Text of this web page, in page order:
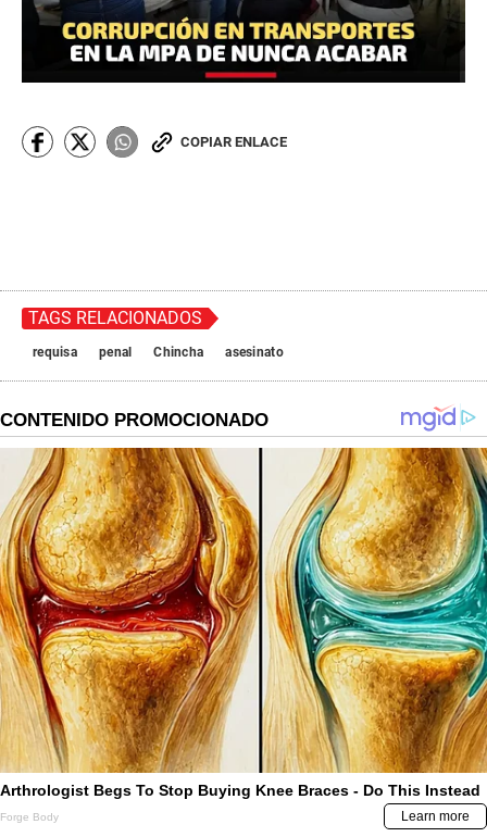
COPIAR ENLACE
TAGS RELACIONADOS
requisa penal Chincha asesinato